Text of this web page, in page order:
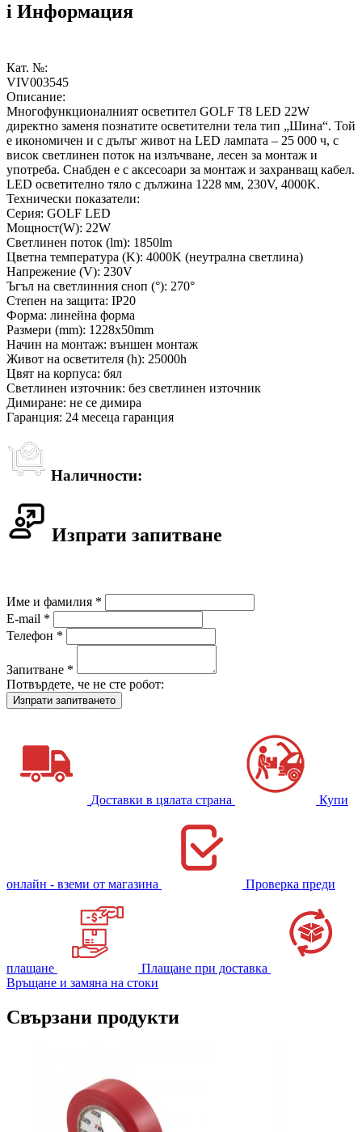
i Информация
Кат. №:
VIV003545
Описание:
Многофункционалният осветител GOLF T8 LED 22W
директно заменя познатите осветителни тела тип „Шина“. Той
е икономичен и с дълъг живот на LED лампата – 25 000 ч, с
висок светлинен поток на излъчване, лесен за монтаж и
употреба. Снабден е с аксесоари за монтаж и захранващ кабел.
LED осветително тяло с дължина 1228 мм, 230V, 4000K.
Технически показатели:
Серия: GOLF LED
Мощност(W): 22W
Светлинен поток (lm): 1850lm
Цветна температура (K): 4000K (неутрална светлина)
Напрежение (V): 230V
Ъгъл на светлинния сноп (°): 270°
Степен на защита: IP20
Форма: линейна форма
Размери (mm): 1228x50mm
Начин на монтаж: външен монтаж
Живот на осветителя (h): 25000h
Цвят на корпуса: бял
Светлинен източник: без светлинен източник
Димиране: не се димира
Гаранция: 24 месеца гаранция
Наличности:
Изпрати запитване
Име и фамилия *
E-mail *
Телефон *
Запитване *
Потвърдете, че не сте робот:
Доставки в цялата страна Купи
онлайн - вземи от магазина Проверка преди
плащане
Плащане при доставка
Връщане и замяна на стоки
Свързани продукти